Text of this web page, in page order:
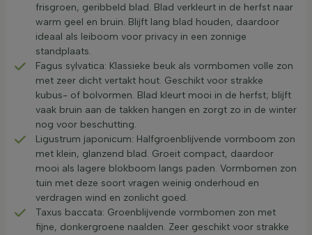
frisgroen, geribbeld blad. Blad verkleurt in de herfst naar
warm geel en bruin. Blijft lang blad houden, daardoor
ideaal als leiboom voor privacy in een zonnige
standplaats.
Fagus sylvatica: Klassieke beuk als vormbomen volle zon
met zeer dicht vertakt hout. Geschikt voor strakke
kubus- of bolvormen. Blad kleurt mooi in de herfst; blijft
vaak bruin aan de takken hangen en zorgt zo in de winter
nog voor beschutting.
Ligustrum japonicum: Halfgroenblijvende vormboom zon
met klein, glanzend blad. Groeit compact, daardoor
mooi als lagere blokboom langs paden. Vormbomen zon
tuin met deze soort vragen weinig onderhoud en
verdragen wind en zonlicht goed.
Taxus baccata: Groenblijvende vormbomen zon met
fijne, donkergroene naalden. Zeer geschikt voor strakke